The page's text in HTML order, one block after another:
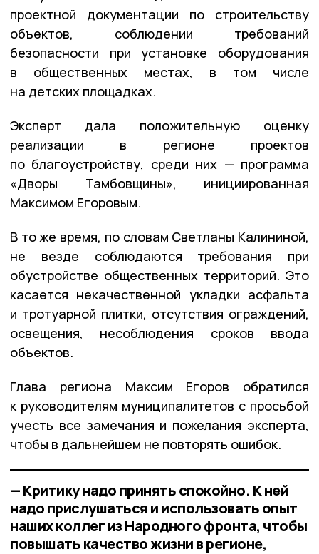
проектной документации по строительству
объектов, соблюдении требований
безопасности при установке оборудования
в общественных местах, в том числе
на детских площадках.
Эксперт дала положительную оценку
реализации в регионе проектов
по благоустройству, среди них — программа
«Дворы Тамбовщины», инициированная
Максимом Егоровым.
В то же время, по словам Светланы Калининой,
не везде соблюдаются требования при
обустройстве общественных территорий. Это
касается некачественной укладки асфальта
и тротуарной плитки, отсутствия ограждений,
освещения, несоблюдения сроков ввода
объектов.
Глава региона Максим Егоров обратился
к руководителям муниципалитетов с просьбой
учесть все замечания и пожелания эксперта,
чтобы в дальнейшем не повторять ошибок.
— Критику надо принять спокойно. К ней
надо прислушаться и использовать опыт
наших коллег из Народного фронта, чтобы
повышать качество жизни в регионе,